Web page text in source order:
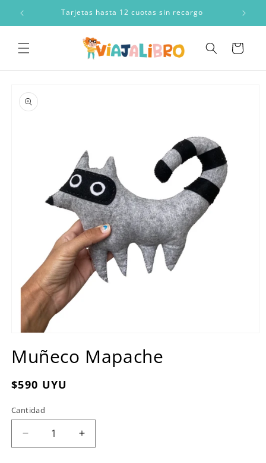
directamente
al contenido
Tarjetas hasta 12 cuotas sin recargo
Carrito
a la
información
multimedia
1
una
ventana
Muñeco Mapache
Precio
$590 UYU
Cantidad
Reducir
cantidad
Aumentar
cantidad